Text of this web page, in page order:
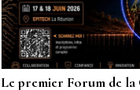
Le premier Forum de